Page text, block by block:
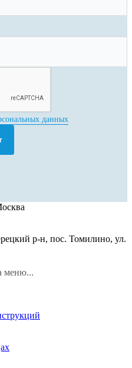
данных
р-н, пос. Томилино, ул.
меню...